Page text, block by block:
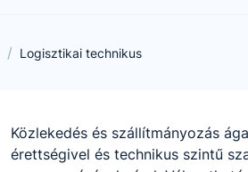
/ Logisztikai technikus
Közlekedés és szállítmányozás
érettségivel és technikus szintű